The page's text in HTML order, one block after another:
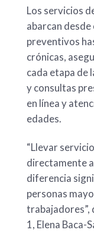
Los servicios
abarcan
preventivos
crónicas,
cada etapa de
y consultas
en línea y
edades.
“Llevar
directamente
diferencia
personas
trabajadores”,
1, Elena Baca-